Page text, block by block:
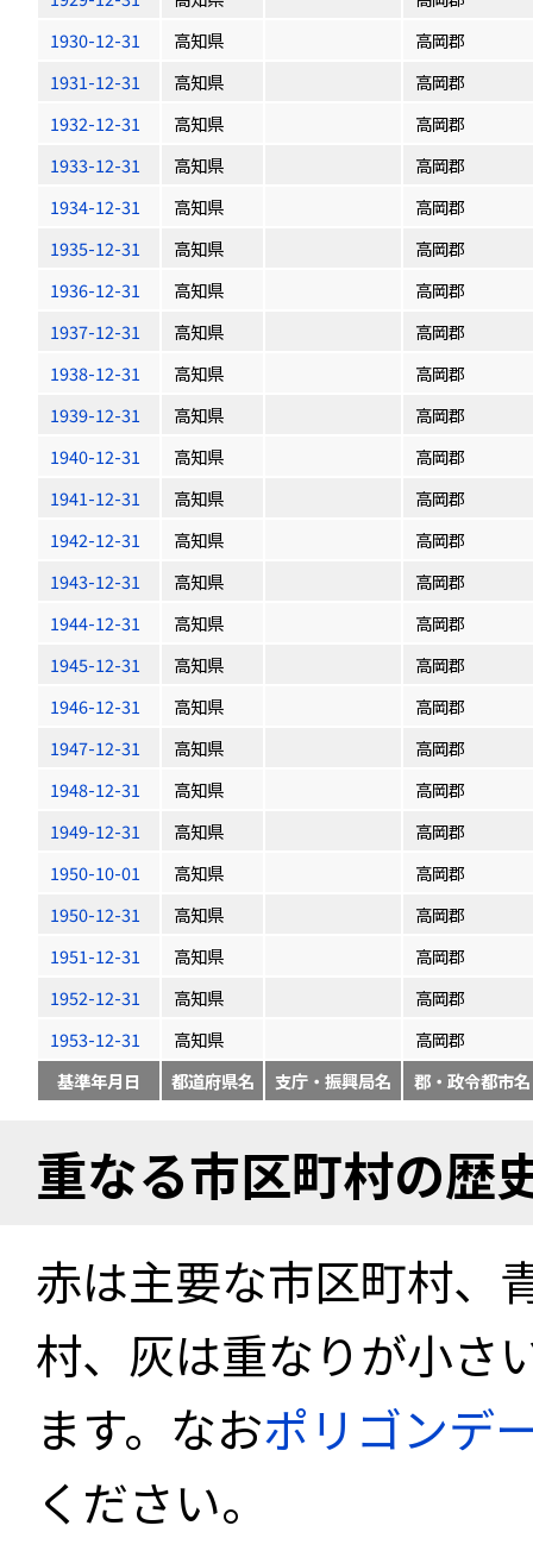
1930-12-31
高知県
高岡郡
1931-12-31
高知県
高岡郡
1932-12-31
高知県
高岡郡
1933-12-31
高知県
高岡郡
1934-12-31
高知県
高岡郡
1935-12-31
高知県
高岡郡
1936-12-31
高知県
高岡郡
1937-12-31
高知県
高岡郡
1938-12-31
高知県
高岡郡
1939-12-31
高知県
高岡郡
1940-12-31
高知県
高岡郡
1941-12-31
高知県
高岡郡
1942-12-31
高知県
高岡郡
1943-12-31
高知県
高岡郡
1944-12-31
高知県
高岡郡
1945-12-31
高知県
高岡郡
1946-12-31
高知県
高岡郡
1947-12-31
高知県
高岡郡
1948-12-31
高知県
高岡郡
1949-12-31
高知県
高岡郡
1950-10-01
高知県
高岡郡
1950-12-31
高知県
高岡郡
1951-12-31
高知県
高岡郡
1952-12-31
高知県
高岡郡
1953-12-31
高知県
高岡郡
基準年月日
都道府県名 支庁・振興局名 郡・政令都市名
重なる市区町村の歴
赤は主要な市区町村、
村、灰は重なりが小さ
ます。なおポリゴンデ
ください。